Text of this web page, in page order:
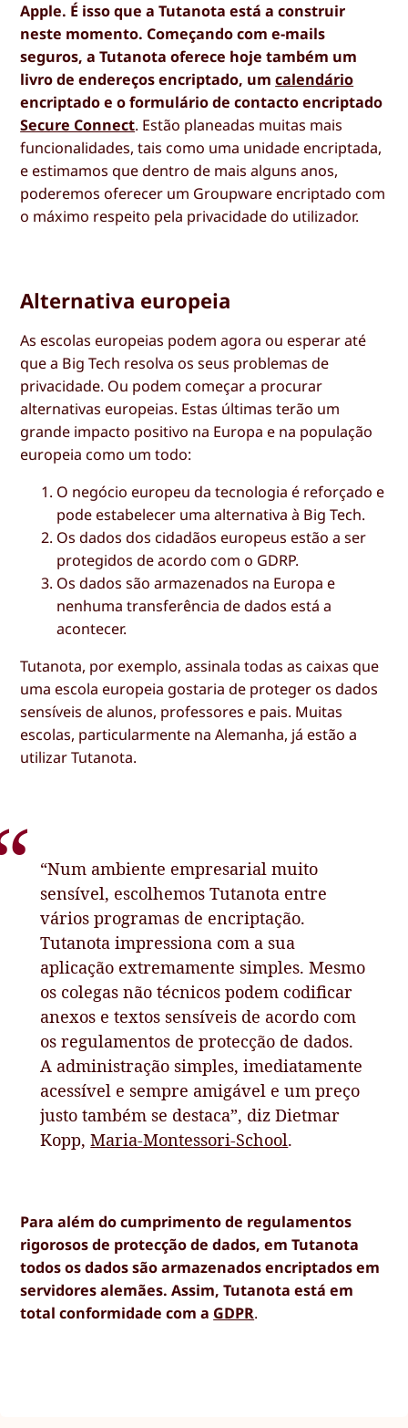
Apple. É isso que a Tutanota está a construir
neste momento. Começando com e-mails
seguros, a Tutanota oferece hoje também um
livro de endereços encriptado, umcalendário
encriptado e o formulário de contacto encriptado
Secure Connect. Estão planeadas muitas mais
funcionalidades, tais como uma unidade encriptada,
e estimamos que dentro de mais alguns anos,
poderemos oferecer um Groupware encriptado com
o máximo respeito pela privacidade do utilizador.
Alternativa europeia
As escolas europeias podem agora ou esperar até
que a Big Tech resolva os seus problemas de
privacidade. Ou podem começar a procurar
alternativas europeias. Estas últimas terão um
grande impacto positivo na Europa e na população
europeia como um todo:
O negócio europeu da tecnologia é reforçado e
pode estabelecer uma alternativa à Big Tech.
Os dados dos cidadãos europeus estão a ser
protegidos de acordo com o GDRP.
Os dados são armazenados na Europa e
nenhuma transferência de dados está a
acontecer.
Tutanota, por exemplo, assinala todas as caixas que
uma escola europeia gostaria de proteger os dados
sensíveis de alunos, professores e pais. Muitas
escolas, particularmente na Alemanha, já estão a
utilizar Tutanota.
“Num ambiente empresarial muito
sensível, escolhemos Tutanota entre
vários programas de encriptação.
Tutanota impressiona com a sua
aplicação extremamente simples. Mesmo
os colegas não técnicos podem codificar
anexos e textos sensíveis de acordo com
os regulamentos de protecção de dados.
A administração simples, imediatamente
acessível e sempre amigável e um preço
justo também se destaca”, diz Dietmar
Kopp,Maria-Montessori-School.
Para além do cumprimento de regulamentos
rigorosos de protecção de dados, em Tutanota
todos os dados são armazenados encriptados em
servidores alemães. Assim, Tutanota está em
total conformidade com a GDPR.